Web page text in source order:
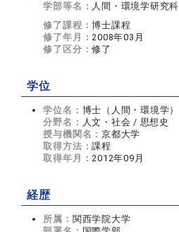
学部等名： 人間・環境学研究科
修了課程：博士課程
修了年月：2008年03月
修了区分：修了
学位
学位名： 博士（人間・環境学）
分野名： 人文・社会 / 思想史
授与機関名：京都大学
取得方法：課程
取得年月：2012年09月
経歴
所属： 関西学院大学